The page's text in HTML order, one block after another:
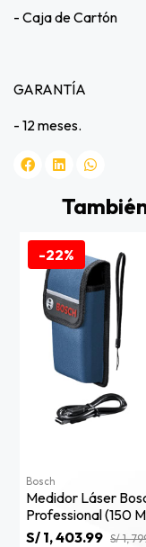
- Caja de Cartón
GARANTÍA
- 12 meses.
-22%
Bosch
Medidor Láser
Professional (150
0601.072.z00
S/ 1, 403.99 S/ 1,